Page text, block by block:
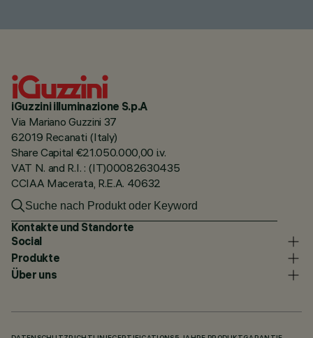
iGuzzini illuminazione S.p.A
Via Mariano Guzzini 37
62019 Recanati (Italy)
Share Capital €21.050.000,00 i.v.
VAT N. and R.I. : (IT)00082630435
CCIAA Macerata, R.E.A. 40632
Kontakte und Standorte
Social
Produkte
Über uns